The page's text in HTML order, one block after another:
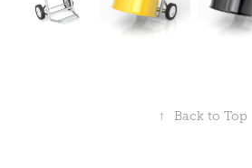
↑ Back to Top